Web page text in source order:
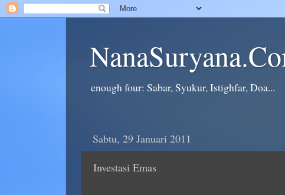
enough four: Sabar, Syukur, Istighfar, Doa...
Sabtu, 29 Januari 2011
Investasi Emas